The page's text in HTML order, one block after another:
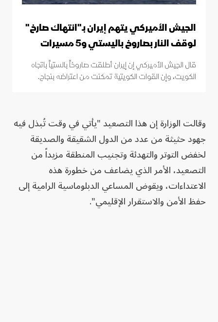
الجيش الأميركي يتهم إيران بـ"انتهاك صارخ"
لوقف النار بصاروخ باليستي و5 مسيرات
قال الجيش الأميركي إن إيران أطلقت صاروخاً بالستياً باتجاه
الكويت، وإن القوات الكويتية تمكنت من اعتراضه بنجاح.
وقالت الوزارة إن هذا التصعيد "يأتي في وقت تُبذل فيه
جهود حثيثة من عدد من الدول الشقيقة والصديقة
لخفض التوتر والتهدئة وتجنيب المنطقة مزيداً من
التصعيد، الأمر الذي يضاعف من خطورة هذه
الاعتداءات، ويقوض المساعي الدبلوماسية الرامية إلى
حفظ الأمن والاستقرار الإقليمي".